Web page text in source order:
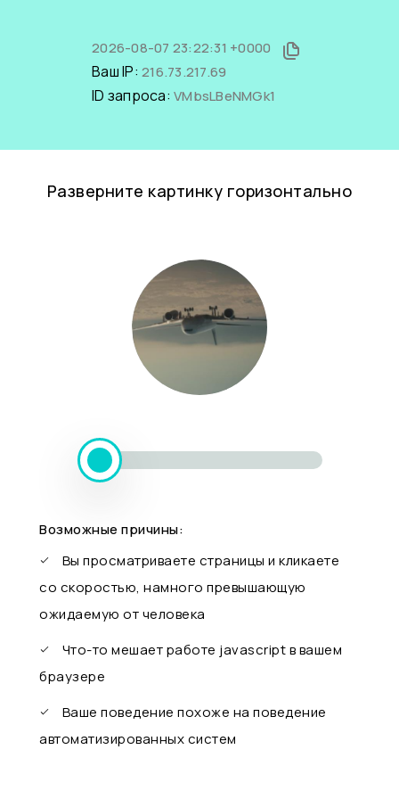
2026-08-07 23:22:31 +0000
Ваш IP: 216.73.217.69
ID запроса: VMbsLBeNMGk1
Разверните картинку горизонтально
Возможные причины:
Вы просматриваете страницы и кликаете
со скоростью, намного превышающую
ожидаемую от человека
Что-то мешает работе javascript в вашем
браузере
Ваше поведение похоже на поведение
автоматизированных систем